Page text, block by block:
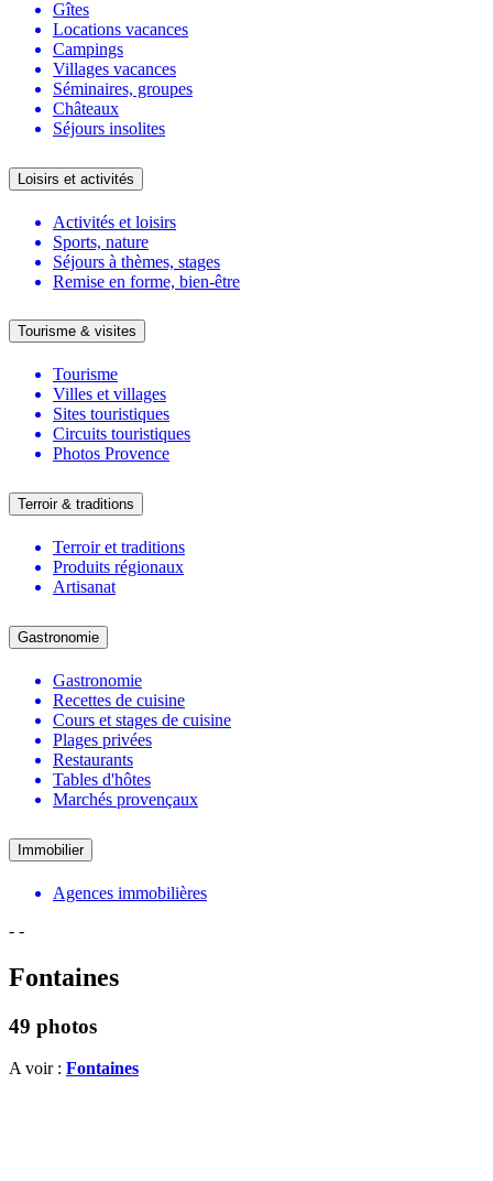
Gîtes
Locations vacances
Campings
Villages vacances
Séminaires, groupes
Châteaux
Séjours insolites
Loisirs et activités
Activités et loisirs
Sports, nature
Séjours à thèmes, stages
Remise en forme, bien-être
Tourisme & visites
Tourisme
Villes et villages
Sites touristiques
Circuits touristiques
Photos Provence
Terroir & traditions
Terroir et traditions
Produits régionaux
Artisanat
Gastronomie
Gastronomie
Recettes de cuisine
Cours et stages de cuisine
Plages privées
Restaurants
Tables d'hôtes
Marchés provençaux
Immobilier
Agences immobilières
- -
Fontaines
49 photos
A voir : Fontaines